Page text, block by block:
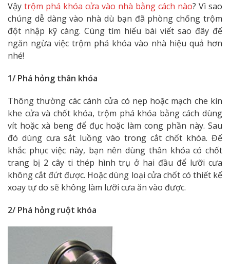
Vậy trộm phá khóa cửa vào nhà bằng cách nào? Vì sao
chúng dễ dàng vào nhà dù bạn đã phòng chống trộm
đột nhập kỹ càng. Cùng tìm hiểu bài viết sao đây để
ngăn ngừa việc trộm phá khóa vào nhà hiệu quả hơn
nhé!
1/ Phá hỏng thân khóa
Thông thường các cánh cửa có nẹp hoặc mạch che kín
khe cửa và chốt khóa, trộm phá khóa bằng cách dùng
vít hoặc xà beng để đục hoặc làm cong phần này. Sau
đó dùng cưa sắt luồng vào trong cắt chốt khóa. Để
khắc phục việc này, bạn nên dùng thân khóa có chốt
trang bị 2 cây ti thép hình trụ ở hai đầu để lưỡi cưa
không cắt đứt được. Hoặc dùng loại cửa chốt có thiết kế
xoay tự do sẽ không làm lưỡi cưa ăn vào được.
2/ Phá hỏng ruột khóa